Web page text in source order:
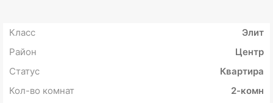
Класс
Элит
Район
Центр
Статус
Квартира
Кол-во комнат
2-комн